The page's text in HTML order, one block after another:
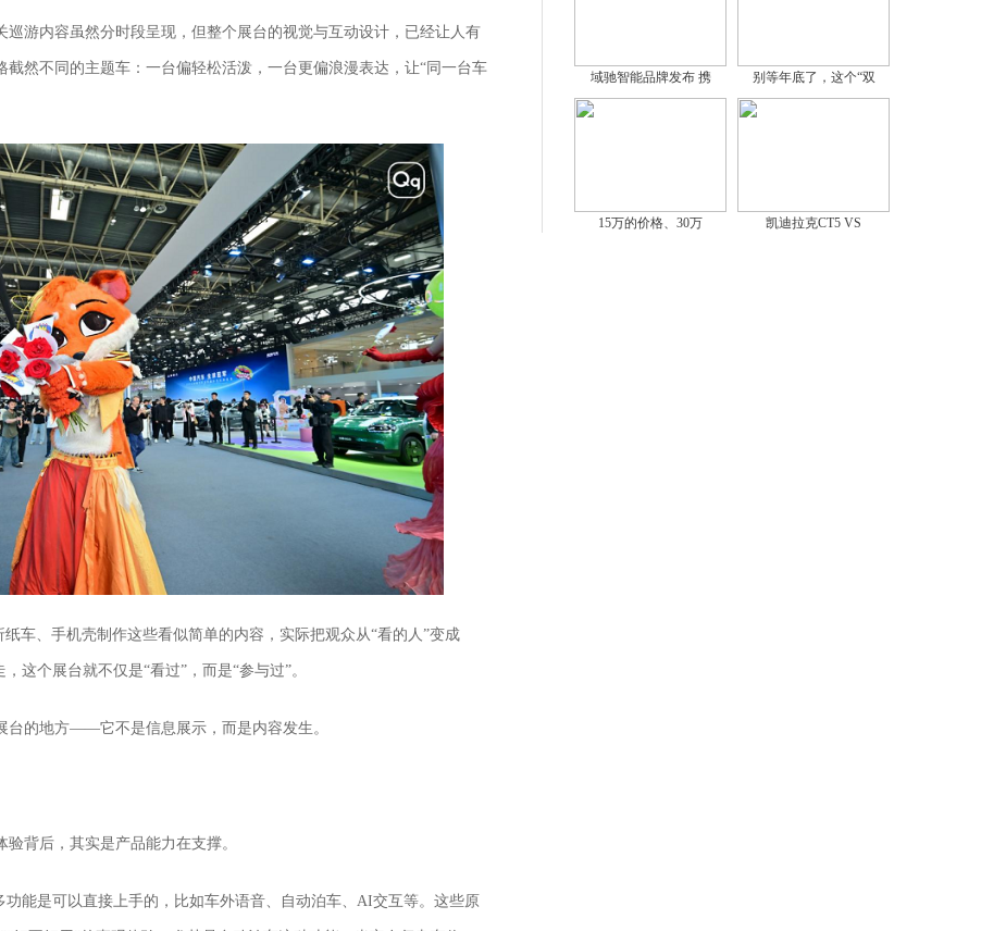
巡游内容虽然分时段呈现，但整个展台的视觉与互动设计，已经让人有
然不同的主题车：一台偏轻松活泼，一台更偏浪漫表达，让“同一台车
车、手机壳制作这些看似简单的内容，实际把观众从“看的人”变成
这个展台就不仅是“看过”，而是“参与过”。
台的地方——它不是信息展示，而是内容发生。
背后，其实是产品能力在支撑。
功能是可以直接上手的，比如车外语音、自动泊车、AI交互等。这些原
域驰智能品牌发布 携 别等年底了，这个“双
15万的价格、30万 凯迪拉克CT5 VS